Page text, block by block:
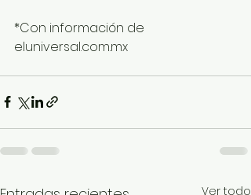
*Con información de
eluniversal.com.mx
Ver todo